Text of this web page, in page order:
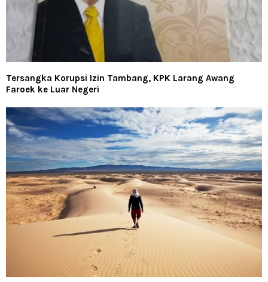
Tersangka Korupsi Izin Tambang, KPK Larang Awang
Faroek ke Luar Negeri